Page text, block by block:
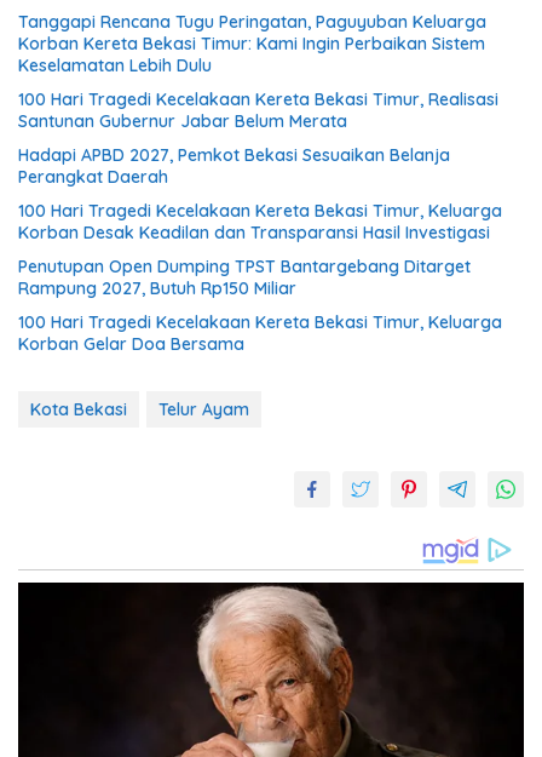
Tanggapi Rencana Tugu Peringatan, Paguyuban Keluarga
Korban Kereta Bekasi Timur: Kami Ingin Perbaikan Sistem
Keselamatan Lebih Dulu
100 Hari Tragedi Kecelakaan Kereta Bekasi Timur, Realisasi
Santunan Gubernur Jabar Belum Merata
Hadapi APBD 2027, Pemkot Bekasi Sesuaikan Belanja
Perangkat Daerah
100 Hari Tragedi Kecelakaan Kereta Bekasi Timur, Keluarga
Korban Desak Keadilan dan Transparansi Hasil Investigasi
Penutupan Open Dumping TPST Bantargebang Ditarget
Rampung 2027, Butuh Rp150 Miliar
100 Hari Tragedi Kecelakaan Kereta Bekasi Timur, Keluarga
Korban Gelar Doa Bersama
Kota Bekasi Telur Ayam